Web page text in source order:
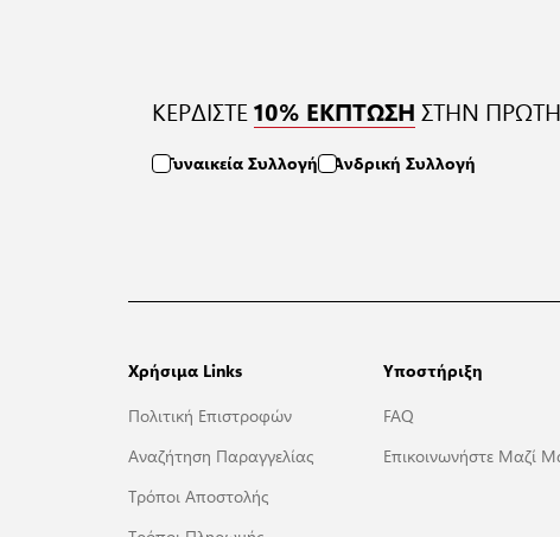
ΚΕΡΔΙΣΤΕ 10% ΕΚΠΤΩΣΗ ΣΤΗΝ
Γυναικεία Συλλογή Ανδρική Συλλογή
Χρήσιμα Links
Πολιτική Επιστροφών
Αναζήτηση Παραγγελίας
Τρόποι Αποστολής
Υποστήριξη
FAQ
Επικοινωνήστε Μαζί